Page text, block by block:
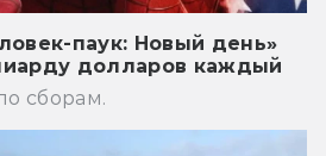
паук: Новый день»
долларов каждый
сборам.